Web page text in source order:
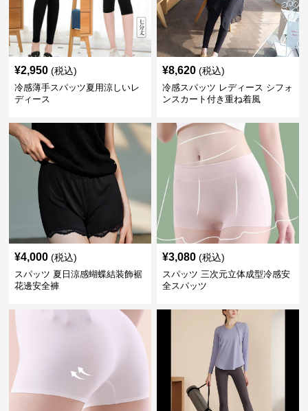
¥2,950 (税込)
冷感薄手スパッツ夏用涼しいレ
ディース
¥8,620 (税込)
冷感スパッツ レディース シフォ
ンスカート付き重ね着風
¥4,000 (税込)
スパッツ 夏日涼感蝴蝶結装飾裾
花邊安全褲
¥3,080 (税込)
スパッツ 三次元立体成型冷感安
全スパッツ